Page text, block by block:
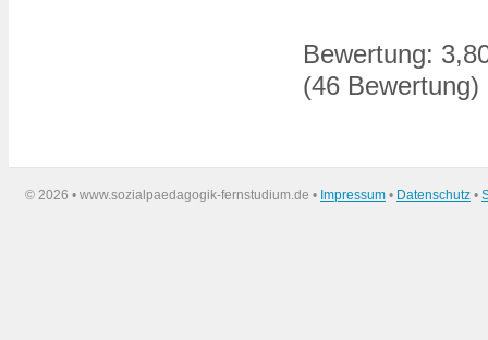
Bewertung:
(46 Bewertung)
© 2026 • www.sozialpaedagogik-fernstudium.de • Impressum • Datenschutz •